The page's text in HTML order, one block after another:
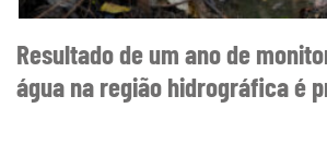
Resultado de um ano de
água na região hidrográfica é